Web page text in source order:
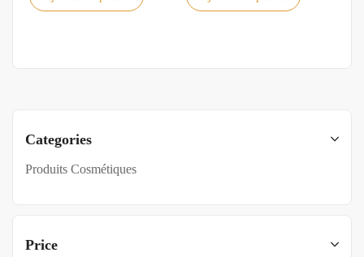
Categories
Produits Cosmétiques
Price